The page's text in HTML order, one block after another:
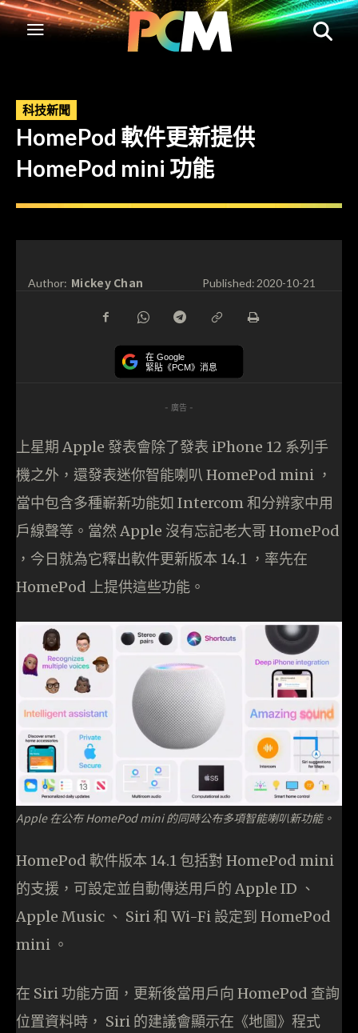
科技新聞
HomePod 軟件更新提供
HomePod mini 功能
Author: Mickey Chan Published:2020-10-21
在 Google
緊貼《PCM》消息
- 廣告 -
上星期 Apple 發表會除了發表 iPhone 12 系列手
機之外，還發表迷你智能喇叭 HomePod mini ，
當中包含多種嶄新功能如 Intercom 和分辨家中用
戶線聲等。當然 Apple 沒有忘記老大哥 HomePod
，今日就為它釋出軟件更新版本 14.1 ，率先在
HomePod 上提供這些功能。
Apple 在公布 HomePod mini 的同時公布多項智能喇叭新功能。
HomePod 軟件版本 14.1 包括對 HomePod mini
的支援，可設定並自動傳送用戶的 Apple ID 、
Apple Music 、 Siri 和 Wi-Fi 設定到 HomePod
mini 。
在 Siri 功能方面，更新後當用戶向 HomePod 查詢
位置資料時， Siri 的建議會顯示在《地圖》程式